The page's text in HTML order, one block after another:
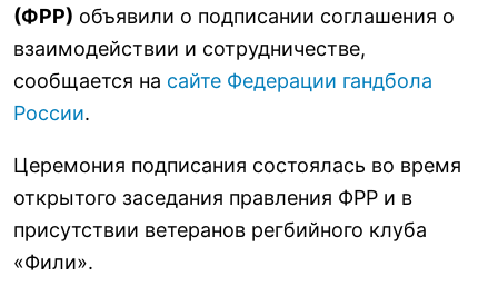
(ФРР) объявили о подписании соглашения о
взаимодействии и сотрудничестве,
сообщается на сайте Федерации гандбола
России.
Церемония подписания состоялась во время
открытого заседания правления ФРР и в
присутствии ветеранов регбийного клуба
«Фили».